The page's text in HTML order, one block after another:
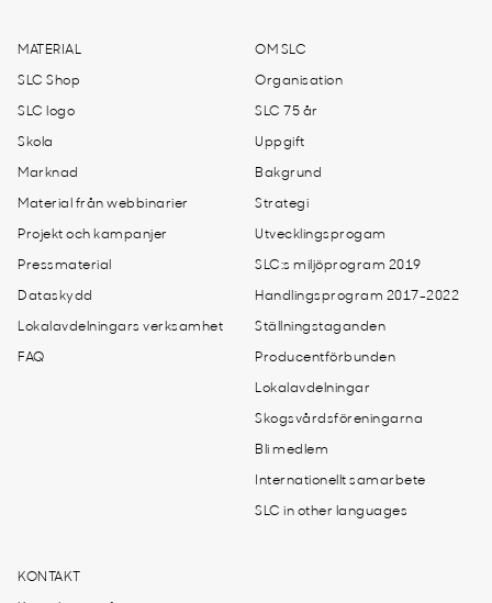
MATERIAL
SLC Shop
SLC logo
Skola
Marknad
Material från webbinarier
Projekt och kampanjer
Pressmaterial
Dataskydd
Lokalavdelningars verksamhet
FAQ
OM SLC
Organisation
SLC 75 år
Uppgift
Bakgrund
Strategi
Utvecklingsprogam
SLC:s miljöprogram 2019
Handlingsprogram 2017-2022
Ställningstaganden
Producentförbunden
Lokalavdelningar
Skogsvårdsföreningarna
Bli medlem
Internationellt samarbete
SLC in other languages
KONTAKT